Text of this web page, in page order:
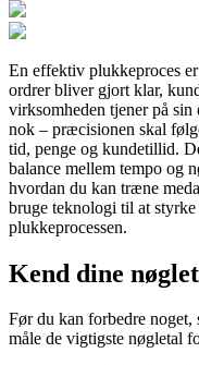
En effektiv plukkeproces
ordrer bliver gjort klar,
virksomheden tjener på
nok – præcisionen skal
tid, penge og kundetillid.
balance mellem tempo og
hvordan du kan træne
bruge teknologi til at
plukkeprocessen.
Kend dine
Før du kan forbedre noget,
måle de vigtigste nøgletal